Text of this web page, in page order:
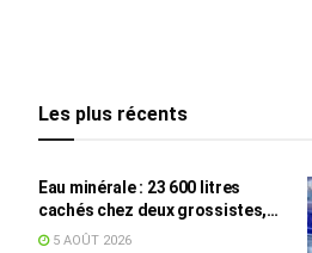
Les plus récents
Eau minérale : 23 600 litres
cachés chez deux grossistes,
les tensions persistent
5 AOÛT 2026